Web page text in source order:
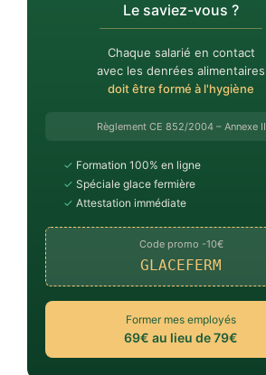
Le saviez-vous ?
Chaque salarié en contact
avec les denrées alimentaires
doit être formé à l'hygiène
Règlement CE 852/2004 – Annexe II
✓ Formation 100% en ligne
✓ Spéciale glace fermière
✓ Attestation immédiate
Code promo -10€
GLACEFERM
Former mes employés
69€ au lieu de 79€